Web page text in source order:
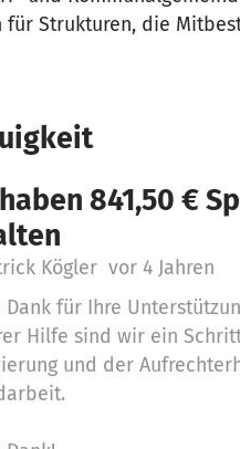
Strukturen, die
841,50 €
Kögler vor 4 Jahren
Dank für Ihre
Hilfe sind wir ein
und der